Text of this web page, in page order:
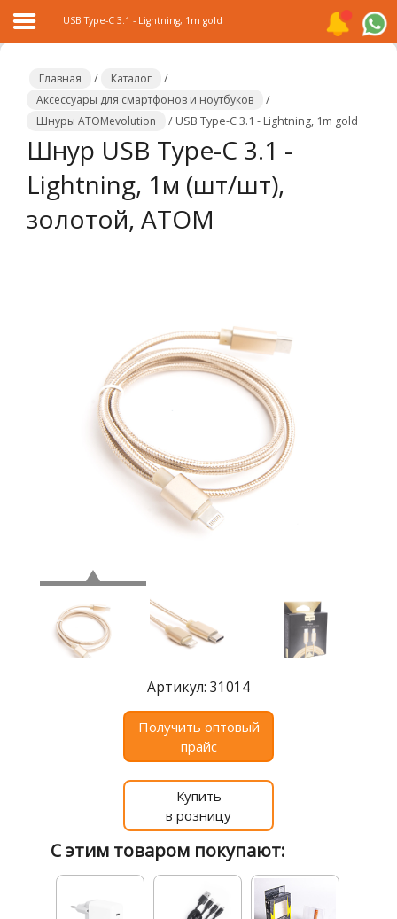
Главная
Каталог
Распродажа
Сертификаты
Отзывы
news@signalelectronics.ru
USB Type-C 3.1 - Lightning, 1m gold
Главная / Каталог
/
Аксессуары для смартфонов и ноутбуков
/
Шнуры ATOMevolution
/ USB Type-C 3.1 - Lightning, 1m gold
Шнур USB Type-C 3.1 -
Lightning, 1м (шт/шт),
золотой, ATOM
Артикул: 31014
Получить оптовый
прайс
Купить
в розницу
С этим товаром покупают: